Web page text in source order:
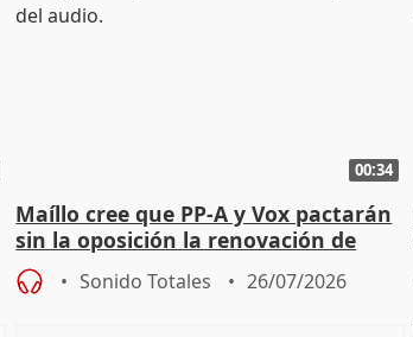
00:34
Maíllo cree que PP-A y Vox pactarán
sin la oposición la renovación de
órganos como el Defensor
Sonido Totales 26/07/2026